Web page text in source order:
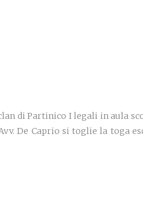
di Partinico I legali in aula
De Caprio si toglie la toga